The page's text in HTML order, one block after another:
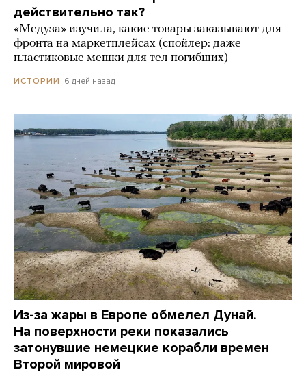
действительно так?
«Медуза» изучила, какие товары заказывают для
фронта на маркетплейсах (спойлер: даже
пластиковые мешки для тел погибших)
ИСТОРИИ 6 дней назад
Из-за жары в Европе обмелел Дунай.
На поверхности реки показались
затонувшие немецкие корабли времен
Второй мировой